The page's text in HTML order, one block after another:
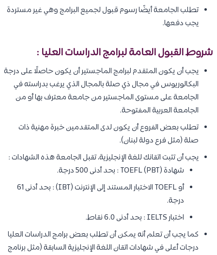
تطلب الجامعة أيضًا رسوم قبول لجميع البرامج وهي غير مستردة
يجب دفعها.
شروط القبول العامة لبرامج الدراسات العليا :
يجب أن يكون المتقدم لبرامج الماجستير أن يكون حاصلًا على درجة
البكالوريوس في مجال ذي صلة بالمجال الذي يرغب بدراسته في
الجامعة على مستوى الماجستير من جامعة معترف بها أو من
الجامعة العربية المفتوحة.
تطلب بعض الفروع أن يكون لدى المتقدمين خبرة مهنية ذات
صلة (مثل فرع دولة لبنان).
يجب أن تثبت اتقانك للغة الإنجليزية، تقبل الجامعة هذه الشهادات :
شهادة TOEFL (PBT) : بحد أدنى 500 درجة.
أو TOEFL الاختبار المستند إلى الإنترنت (IBT) : بحد أدنى 61
درجة.
اختبار IELTS : بحد أدنى 6.0 نقاط.
كما يجب أن تعلم أنه يمكن أن تطلب بعض برامج الدراسات العليا
درجات أعلى في شهادات اتقان اللغة الإنجليزية السابقة (مثل برنامج